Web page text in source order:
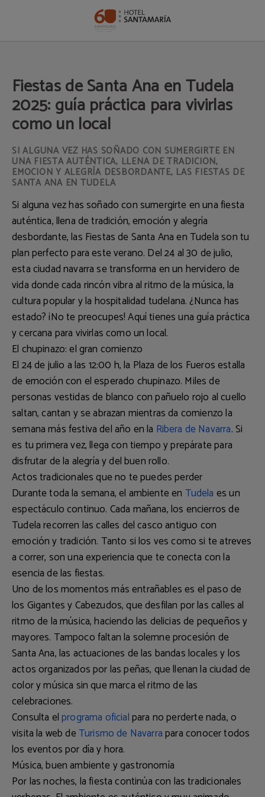
Fiestas de Santa Ana en Tudela
2025: guía práctica para vivirlas
como un local
SI ALGUNA VEZ HAS SOÑADO CON SUMERGIRTE EN
UNA FIESTA AUTÉNTICA, LLENA DE TRADICIÓN,
EMOCIÓN Y ALEGRÍA DESBORDANTE, LAS FIESTAS DE
SANTA ANA EN TUDELA
Si alguna vez has soñado con sumergirte en una fiesta
auténtica, llena de tradición, emoción y alegría
desbordante, las Fiestas de Santa Ana en Tudelason tu
plan perfecto para este verano. Del24 al 30 de julio,
esta ciudad navarra se transforma en un hervidero de
vida donde cada rincón vibra al ritmo de la música, la
cultura popular y la hospitalidad tudelana. ¿Nunca has
estado? ¡No te preocupes! Aquí tienes una guía práctica
y cercana para vivirlas como un local.
El chupinazo: el gran comienzo
El 24 de julio a las 12:00 h, la Plaza de los Fueros estalla
de emoción con el esperado chupinazo. Miles de
personas vestidas de blanco con pañuelo rojo al cuello
saltan, cantan y se abrazan mientras da comienzo la
semana más festiva del año en la Ribera de Navarra. Si
es tu primera vez, llega con tiempo y prepárate para
disfrutar de la alegría y del buen rollo.
Actos tradicionales que no te puedes perder
Durante toda la semana, el ambiente en Tudela es un
espectáculo continuo. Cada mañana, los encierros de
Tudelarecorren las calles del casco antiguo con
emoción y tradición. Tanto si los ves como si te atreves
a correr, son una experiencia que te conecta con la
esencia de las fiestas.
Uno de los momentos más entrañables es el paso de
los Gigantes y Cabezudos, que desfilan por las calles al
ritmo de la música, haciendo las delicias de pequeños y
mayores. Tampoco faltan la solemneprocesión de
Santa Ana, las actuaciones de las bandas locales y los
actos organizados por las peñas, que llenan la ciudad de
color y música sin que marca el ritmo de las
celebraciones.
Consulta elprograma oficialpara no perderte nada, o
visita la web deTurismo de Navarrapara conocer todos
los eventos por día y hora.
Música, buen ambiente y gastronomía
Por las noches, la fiesta continúa con las tradicionales